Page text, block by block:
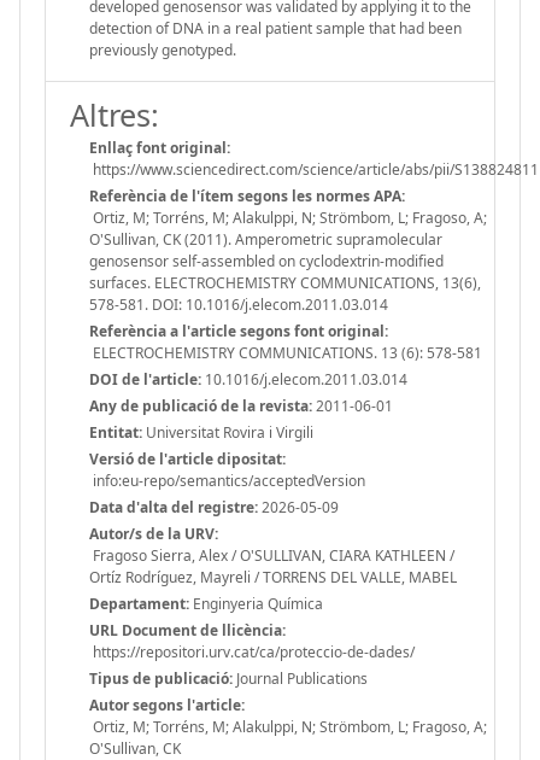
developed genosensor was validated by applying it to the
detection of DNA in a real patient sample that had been
previously genotyped.
Altres:
Enllaç font original:
https://www.sciencedirect.com/science/article/abs/pii/
Referència de l'ítem segons les normes APA:
Ortiz, M; Torréns, M; Alakulppi, N; Strömbom, L; Fragoso, A;
O'Sullivan, CK (2011). Amperometric supramolecular
genosensor self-assembled on cyclodextrin-modified
surfaces. ELECTROCHEMISTRY COMMUNICATIONS, 13(6),
578-581. DOI: 10.1016/j.elecom.2011.03.014
Referència a l'article segons font original:
ELECTROCHEMISTRY COMMUNICATIONS. 13 (6): 578-581
DOI de l'article: 10.1016/j.elecom.2011.03.014
Any de publicació de la revista:2011-06-01
Entitat: Universitat Rovira i Virgili
Versió de l'article dipositat:
info:eu-repo/semantics/acceptedVersion
Data d'alta del registre:2026-05-09
Autor/s de la URV:
Fragoso Sierra, Alex / O'SULLIVAN, CIARA KATHLEEN /
Ortíz Rodríguez, Mayreli / TORRENS DEL VALLE, MABEL
Departament: Enginyeria Química
URL Document de llicència:
https://repositori.urv.cat/ca/proteccio-de-dades/
Tipus de publicació: Journal Publications
Autor segons l'article:
Ortiz, M; Torréns, M; Alakulppi, N; Strömbom, L; Fragoso, A;
O'Sullivan, CK